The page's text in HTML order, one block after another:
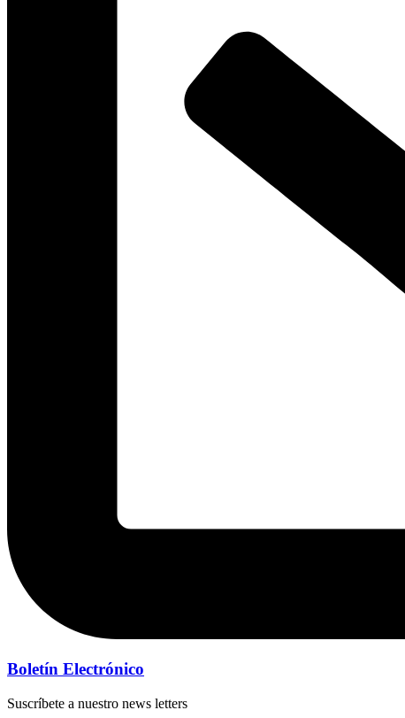
Boletín Electrónico
Suscríbete a nuestro news letters